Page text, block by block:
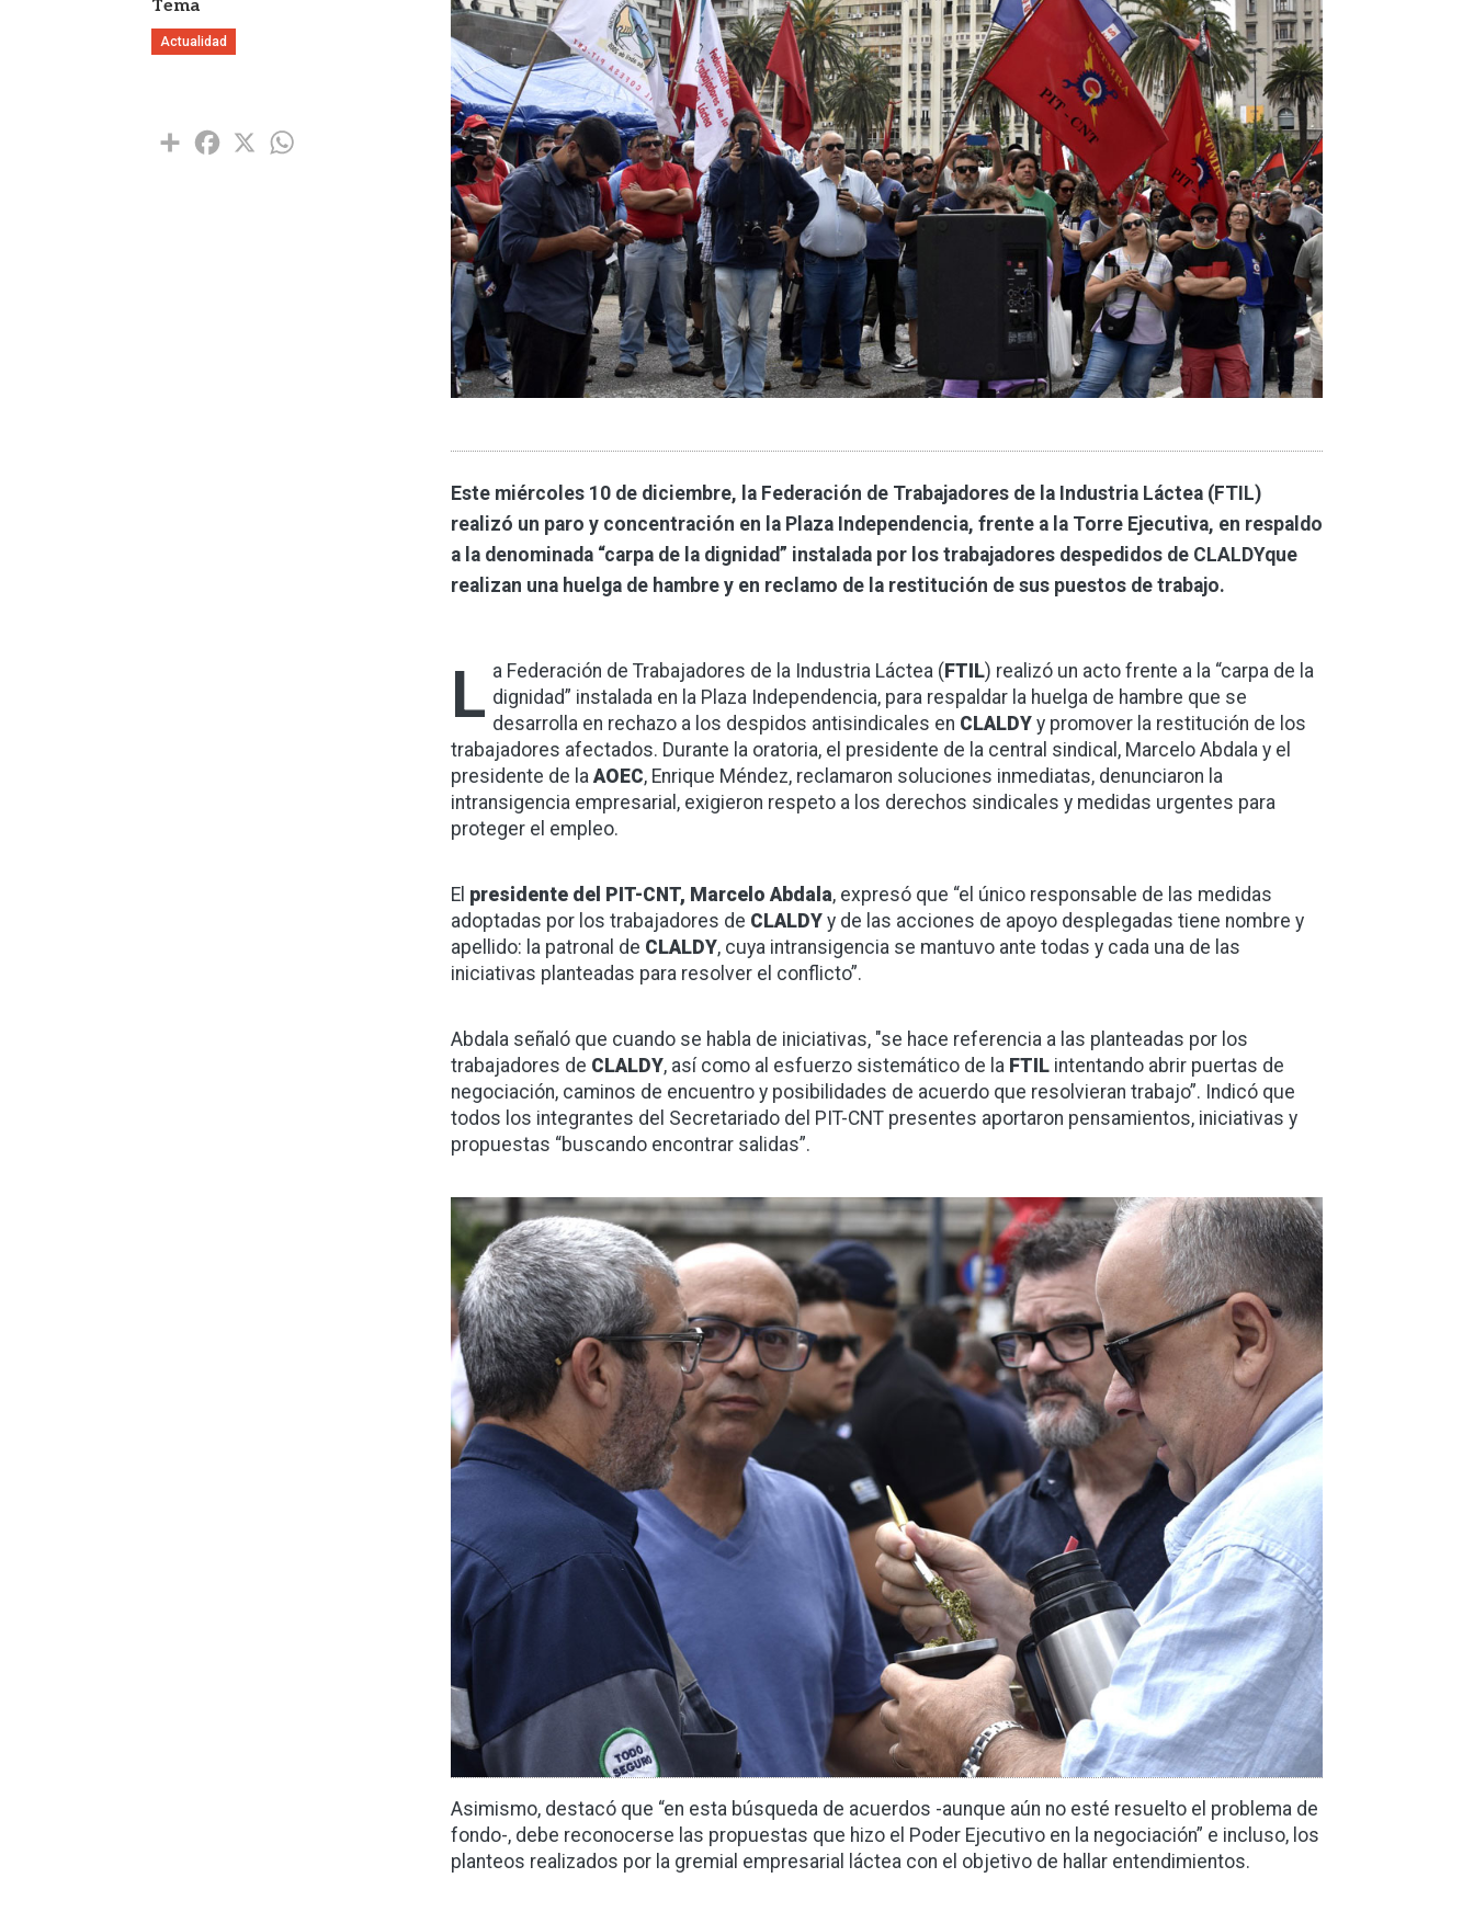
Tema
Actualidad
Share Facebook
X
Este miércoles 10 de diciembre, la Federación de Trabajadores de la Industria Láctea (FTIL)
realizó un paro y concentración en la Plaza Independencia, frente a la Torre Ejecutiva, en respaldo
a la denominada “carpa de la dignidad” instalada por los trabajadores despedidos de CLALDYque
realizan una huelga de hambre y en reclamo de la restitución de sus puestos de trabajo.
L a Federación de Trabajadores de la Industria Láctea (FTIL) realizó un acto frente a la “carpa de la
dignidad” instalada en la Plaza Independencia, para respaldar la huelga de hambre que se
desarrolla en rechazo a los despidos antisindicales en CLALDYy promover la restitución de los
trabajadores afectados. Durante la oratoria, el presidente de la central sindical, Marcelo Abdala y el
presidente de la AOEC, Enrique Méndez, reclamaron soluciones inmediatas, denunciaron la
intransigencia empresarial, exigieron respeto a los derechos sindicales y medidas urgentes para
proteger el empleo.
El presidente del PIT-CNT, Marcelo Abdala, expresó que “el único responsable de las medidas
adoptadas por los trabajadores de CLALDY y de las acciones de apoyo desplegadas tiene nombre y
apellido: la patronal de CLALDY, cuya intransigencia se mantuvo ante todas y cada una de las
iniciativas planteadas para resolver el conflicto”.
Abdala señaló que cuando se habla de iniciativas, "se hace referencia a las planteadas por los
trabajadores de CLALDY, así como al esfuerzo sistemático de la FTIL intentando abrir puertas de
negociación, caminos de encuentro y posibilidades de acuerdo que resolvieran trabajo”. Indicó que
todos los integrantes del Secretariado del PIT-CNT presentes aportaron pensamientos, iniciativas y
propuestas “buscando encontrar salidas”.
Imagen
Asimismo, destacó que “en esta búsqueda de acuerdos -aunque aún no esté resuelto el problema de
fondo-, debe reconocerse las propuestas que hizo el Poder Ejecutivo en la negociación” e incluso, los
planteos realizados por la gremial empresarial láctea con el objetivo de hallar entendimientos.